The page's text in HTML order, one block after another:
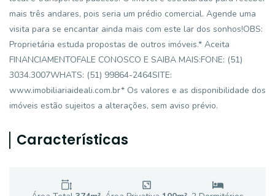
mais três andares, pois seria um prédio comercial. Agende uma
visita para se encantar ainda mais com este lar dos sonhos!OBS:
Proprietária estuda propostas de outros imóveis.* Aceita
FINANCIAMENTOFALE CONOSCO E SAIBA MAIS:FONE: (51)
3034.3007WHATS: (51) 99864-2464SITE:
www.imobiliariaideali.com.br* Os valores e as disponibilidade dos
imóveis estão sujeitos a alterações, sem aviso prévio.
Características